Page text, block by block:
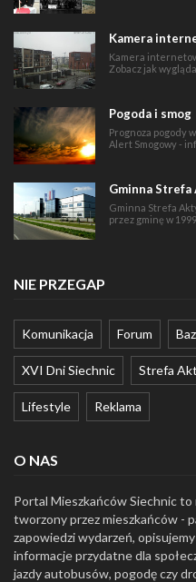
Kamera
Kamera
Zobacz jak
Pogoda i smog
Prognoza pogody
Alert Smogowy -
Gminna
Gminna Strefa
przez gminę w
NIE PRZEGAP
Komunikacja Forum
XVI Dni Siechnic Strefa
Lifestyle Reklama
O NAS
Portal Mieszkańców Siechnic to
tworzony przez mieszkańców -
zapowiedzi wydarzeń,
informacje przydatne dla
jazdy autobusów, pogodę czy